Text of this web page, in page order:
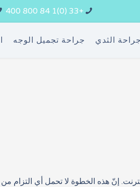
+33 (0)1 84 800 400
جراحة تجميل الوجه جراحة الثدي
إنّ هذه الخطوة لا تحمل أي التزام